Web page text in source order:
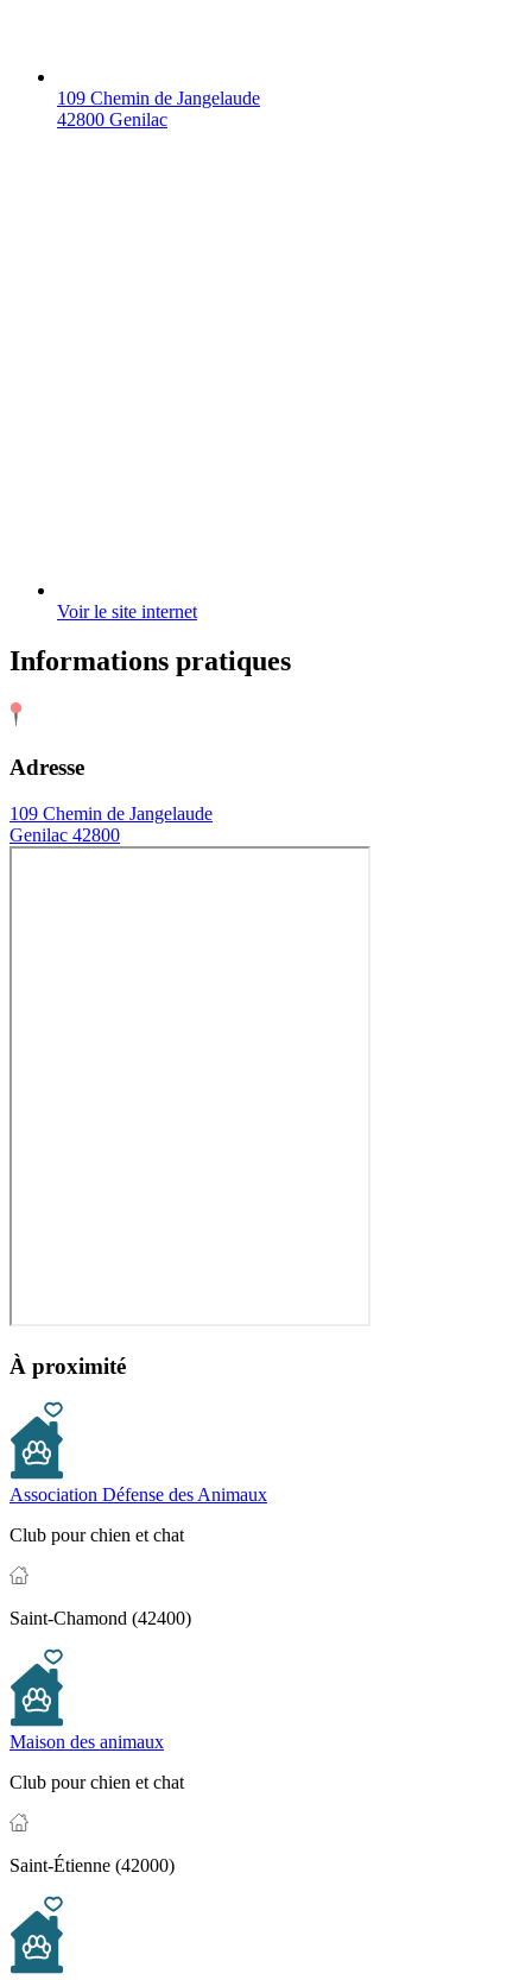
109 Chemin de Jangelaude
42800 Genilac
Voir le site internet
Informations pratiques
Adresse
109 Chemin de Jangelaude
Genilac 42800
À proximité
Association Défense des Animaux
Club pour chien et chat
Saint-Chamond (42400)
Maison des animaux
Club pour chien et chat
Saint-Étienne (42000)